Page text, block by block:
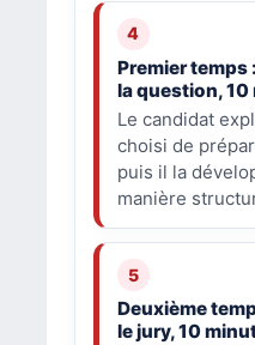
Premier
la question,
Le candidat
choisi de
puis il la
manière
Deuxième
le jury, 10